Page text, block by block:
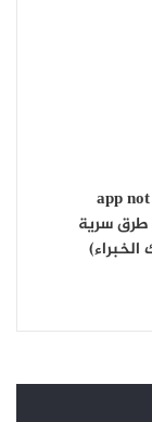
حل مشكلة app not
installed (5 طرق سرية